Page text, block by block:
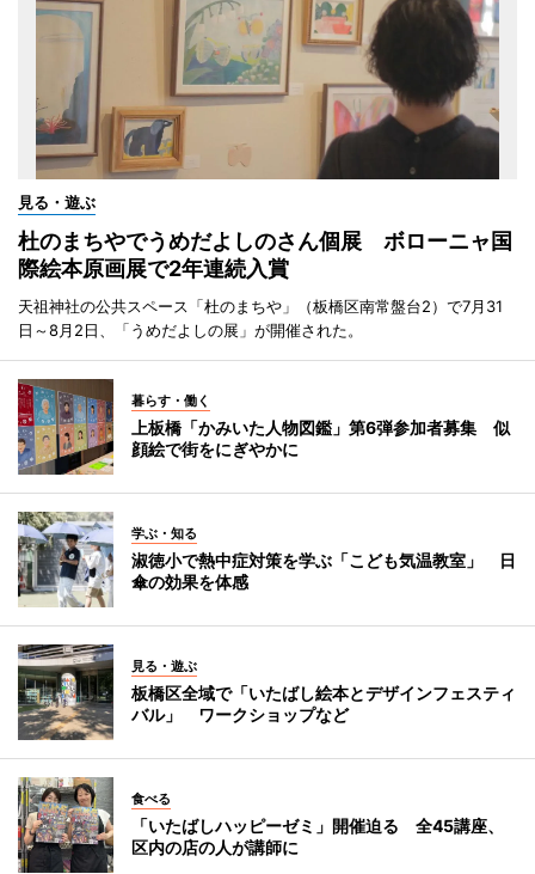
見る・遊ぶ
杜のまちやでうめだよしのさん個展 ボローニャ国
際絵本原画展で2年連続入賞
天祖神社の公共スペース「杜のまちや」（板橋区南常盤台2）で7月31
日～8月2日、「うめだよしの展」が開催された。
暮らす・働く
上板橋「かみいた人物図鑑」第6弾参加者募集 似
顔絵で街をにぎやかに
学ぶ・知る
淑徳小で熱中症対策を学ぶ「こども気温教室」 日
傘の効果を体感
見る・遊ぶ
板橋区全域で「いたばし絵本とデザインフェスティ
バル」 ワークショップなど
食べる
「いたばしハッピーゼミ」開催迫る 全45講座、
区内の店の人が講師に